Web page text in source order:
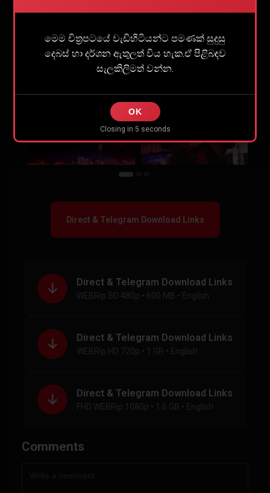
1
Direct & Telegram Download Links
Direct & Telegram Download Links
WEBRip SD 480p • 600 MB • English
Direct & Telegram Download Links
WEBRip HD 720p • 1 GB • English
Direct & Telegram Download Links
FHD WEBRip 1080p • 1.6 GB • English
Comments
මෙම චිත්‍රපටයේ වැඩිහිටියන්ට පමණක් සුදුසු
දෙබස් හා දර්ශන ඇතුලත් විය හැක.ඒ පිළිබඳව
සැලකිලිමත් වන්න.
OK
Closing in 5 seconds